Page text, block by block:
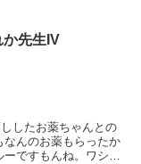
先生IV
したお薬ちゃんとの
んのお薬もらったか
ですもんね。ワシの